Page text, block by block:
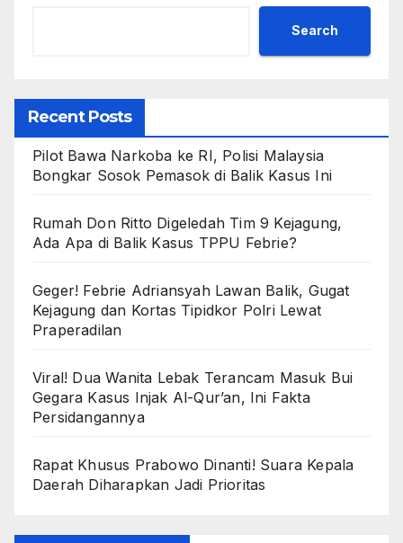
Search
Recent Posts
Pilot Bawa Narkoba ke RI, Polisi Malaysia
Bongkar Sosok Pemasok di Balik Kasus Ini
Rumah Don Ritto Digeledah Tim 9 Kejagung,
Ada Apa di Balik Kasus TPPU Febrie?
Geger! Febrie Adriansyah Lawan Balik, Gugat
Kejagung dan Kortas Tipidkor Polri Lewat
Praperadilan
Viral! Dua Wanita Lebak Terancam Masuk Bui
Gegara Kasus Injak Al-Qur’an, Ini Fakta
Persidangannya
Rapat Khusus Prabowo Dinanti! Suara Kepala
Daerah Diharapkan Jadi Prioritas